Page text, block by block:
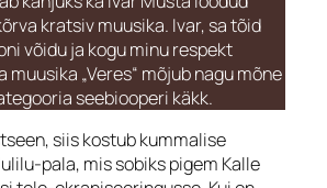
kratsiv muusika. Ivar, sa tõid
võidu ja kogu minu respekt
muusika „Veres“ mõjub nagu mõne
seebiooperi käkk.
siis kostub kummalise
pala, mis sobiks pigem Kalle